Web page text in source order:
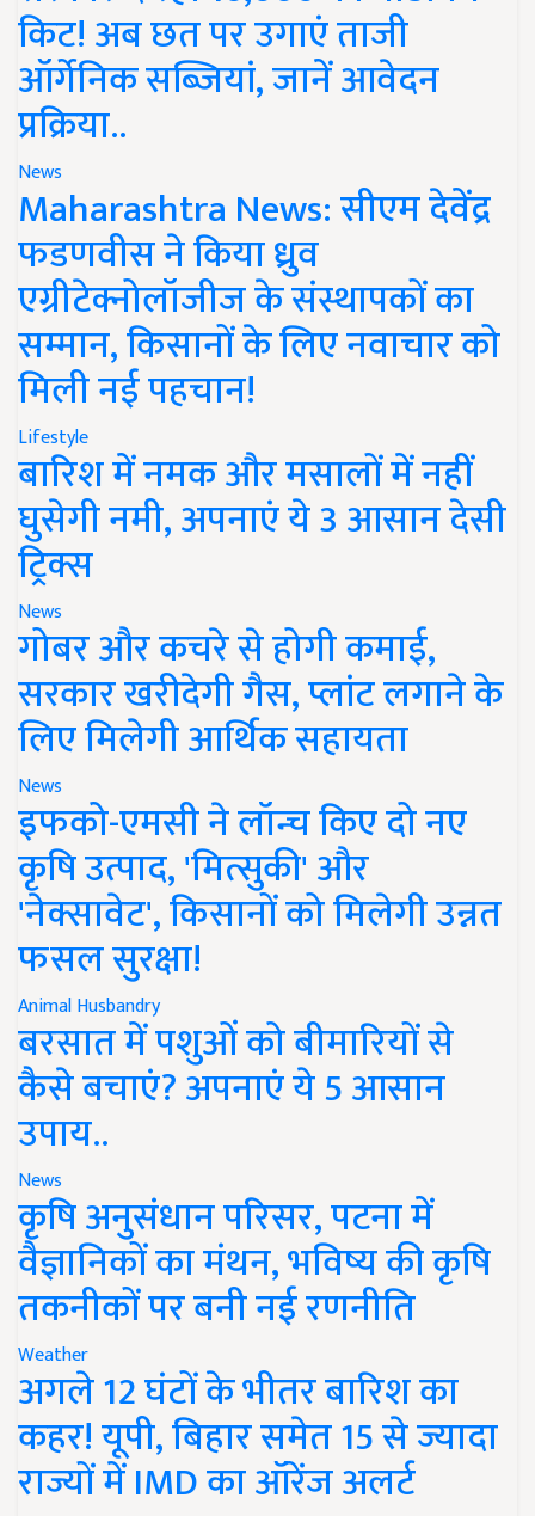
किट! अब छत पर उगाएं ताजी
ऑर्गेनिक सब्जियां, जानें आवेदन
प्रक्रिया..
News
Maharashtra News: सीएम देवेंद्र
फडणवीस ने किया ध्रुव
एग्रीटेक्नोलॉजीज के संस्थापकों का
सम्मान, किसानों के लिए नवाचार को
मिली नई पहचान!
Lifestyle
बारिश में नमक और मसालों में नहीं
घुसेगी नमी, अपनाएं ये 3 आसान देसी
ट्रिक्स
News
गोबर और कचरे से होगी कमाई,
सरकार खरीदेगी गैस, प्लांट लगाने के
लिए मिलेगी आर्थिक सहायता
News
इफको-एमसी ने लॉन्च किए दो नए
कृषि उत्पाद, 'मित्सुकी' और
'नेक्सावेट', किसानों को मिलेगी उन्नत
फसल सुरक्षा!
Animal Husbandry
बरसात में पशुओं को बीमारियों से
कैसे बचाएं? अपनाएं ये 5 आसान
उपाय..
News
कृषि अनुसंधान परिसर, पटना में
वैज्ञानिकों का मंथन, भविष्य की कृषि
तकनीकों पर बनी नई रणनीति
Weather
अगले 12 घंटों के भीतर बारिश का
कहर! यूपी, बिहार समेत 15 से ज्यादा
राज्यों में IMD का ऑरेंज अलर्ट